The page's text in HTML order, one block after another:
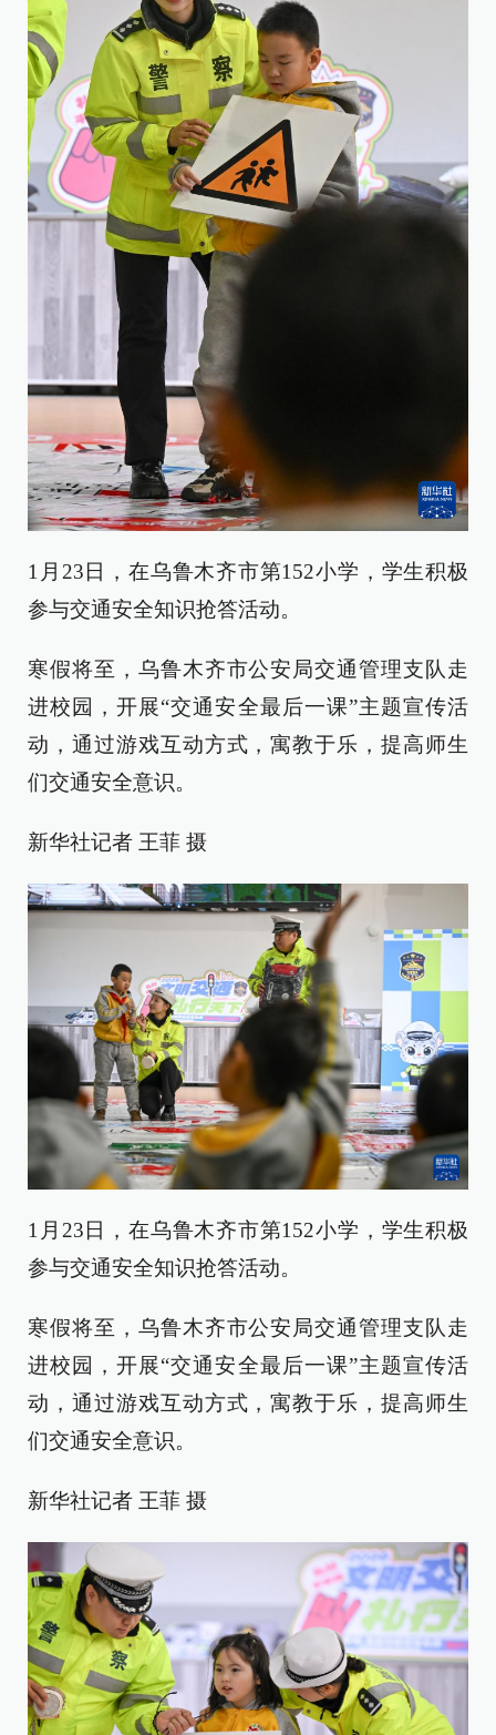
1月23日，在乌鲁木齐市第152小学，学生积极
参与交通安全知识抢答活动。
寒假将至，乌鲁木齐市公安局交通管理支队走
进校园，开展“交通安全最后一课”主题宣传活
动，通过游戏互动方式，寓教于乐，提高师生
们交通安全意识。
新华社记者 王菲 摄
1月23日，在乌鲁木齐市第152小学，学生积极
参与交通安全知识抢答活动。
寒假将至，乌鲁木齐市公安局交通管理支队走
进校园，开展“交通安全最后一课”主题宣传活
动，通过游戏互动方式，寓教于乐，提高师生
们交通安全意识。
新华社记者 王菲 摄